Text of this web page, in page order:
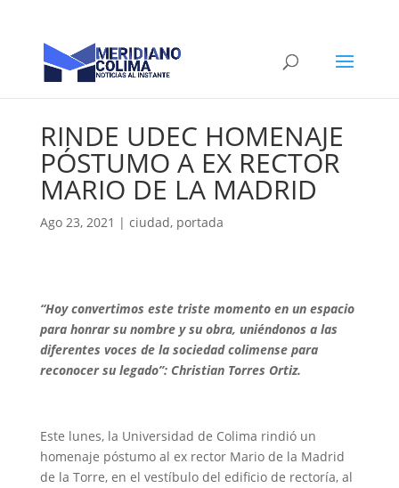
RINDE UDEC HOMENAJE
PÓSTUMO A EX RECTOR
MARIO DE LA MADRID
Ago 23, 2021 | ciudad, portada
“Hoy convertimos este triste momento en un espacio
para honrar su nombre y su obra, uniéndonos a las
diferentes voces de la sociedad colimense para
reconocer su legado”: Christian Torres Ortiz.
Este lunes, la Universidad de Colima rindió un
homenaje póstumo al ex rector Mario de la Madrid
de la Torre, en el vestíbulo del edificio de rectoría, al